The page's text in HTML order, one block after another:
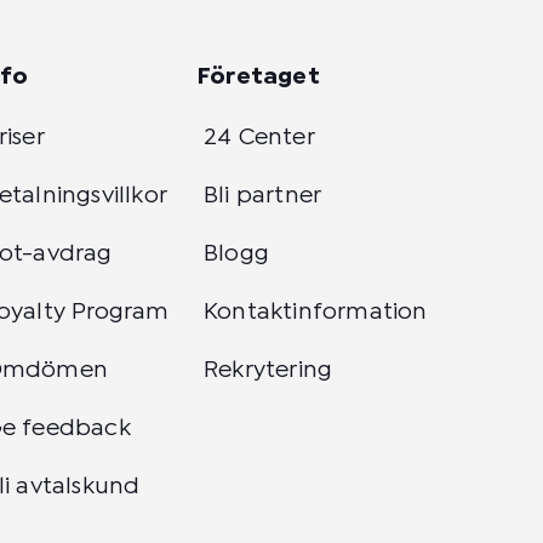
avdrag
Program
feedback
avtalskund
Företaget
24 Center
Bli partner
Blogg
Kontaktinformation
Rekrytering